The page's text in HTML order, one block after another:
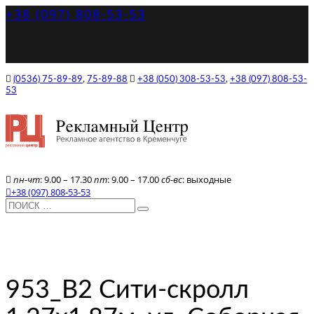
+38 (097) 808-53-53
(0536) 75-89-89, 75-89-88 +38 (050) 308-53-53, +38 (097) 808-53-
53
пн-чт: 9.00 – 17.30пт: 9.00 – 17.00сб-вс: выходные
+38 (097) 808-53-53
953_В2 Сити-скролл